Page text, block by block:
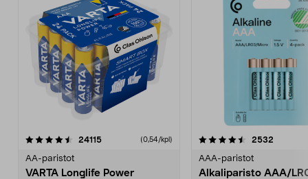
24115arvostelut(0,54/kpl)
AA-paristot
VARTA Longlife Power
4.5viidestä
2532
AAA-paristot
Alkaliparisto AAA/
4.5viidestä